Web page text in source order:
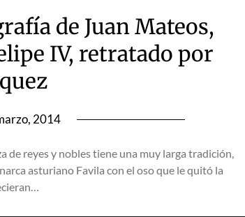
de Juan Mateos,
IV, retratado por
2014
reyes y nobles tiene una muy larga tradición,
asturiano Favila con el oso que le quitó la